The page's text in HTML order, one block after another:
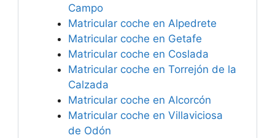
Campo
Matricular coche en Alpedrete
Matricular coche en Getafe
Matricular coche en Coslada
Matricular coche en Torrejón de la
Calzada
Matricular coche en Alcorcón
Matricular coche en Villaviciosa
de Odón